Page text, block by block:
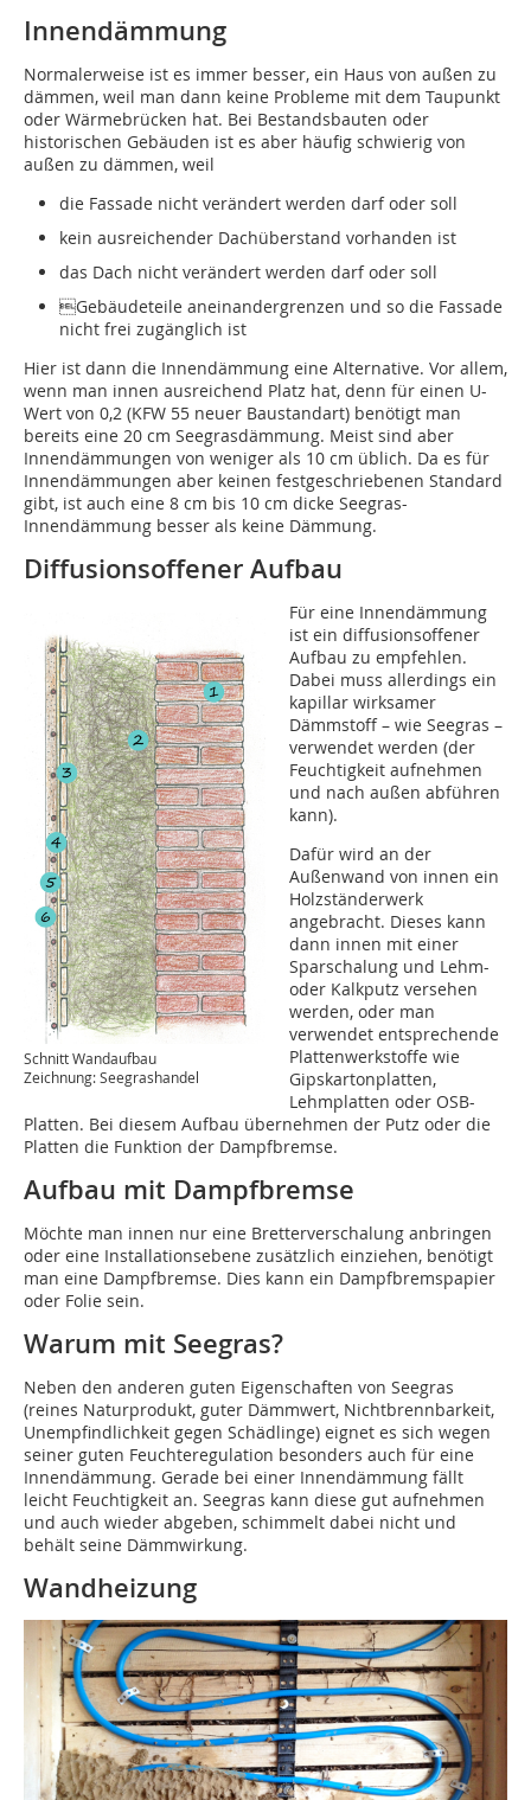
Innendämmung
Normalerweise ist es immer besser, ein Haus von außen zu
dämmen, weil man dann keine Probleme mit dem Taupunkt
oder Wärmebrücken hat. Bei Bestandsbauten oder
historischen Gebäuden ist es aber häufig schwierig von
außen zu dämmen, weil
die Fassade nicht verändert werden darf oder soll
kein ausreichender Dachüberstand vorhanden ist
das Dach nicht verändert werden darf oder soll
Gebäudeteile aneinandergrenzen und so die Fassade
nicht frei zugänglich ist
Hier ist dann die Innendämmung eine Alternative. Vor allem,
wenn man innen ausreichend Platz hat, denn für einen U-
Wert von 0,2 (KFW 55 neuer Baustandart) benötigt man
bereits eine 20 cm Seegrasdämmung. Meist sind aber
Innendämmungen von weniger als 10 cm üblich. Da es für
Innendämmungen aber keinen festgeschriebenen Standard
gibt, ist auch eine 8 cm bis 10 cm dicke Seegras-
Innendämmung besser als keine Dämmung.
Diffusionsoffener Aufbau
Schnitt Wandaufbau
Zeichnung: Seegrashandel
Für eine Innendämmung
ist ein diffusionsoffener
Aufbau zu empfehlen.
Dabei muss allerdings ein
kapillar wirksamer
Dämmstoff – wie Seegras –
verwendet werden (der
Feuchtigkeit aufnehmen
und nach außen abführen
kann).
Dafür wird an der
Außenwand von innen ein
Holzständerwerk
angebracht. Dieses kann
dann innen mit einer
Sparschalung und Lehm-
oder Kalkputz versehen
werden, oder man
verwendet entsprechende
Plattenwerkstoffe wie
Gipskartonplatten,
Lehmplatten oder OSB-
Platten. Bei diesem Aufbau übernehmen der Putz oder die
Platten die Funktion der Dampfbremse.
Aufbau mit Dampfbremse
Möchte man innen nur eine Bretterverschalung anbringen
oder eine Installationsebene zusätzlich einziehen, benötigt
man eine Dampfbremse. Dies kann ein Dampfbremspapier
oder Folie sein.
Warum mit Seegras?
Neben den anderen guten Eigenschaften von Seegras
(reines Naturprodukt, guter Dämmwert, Nichtbrennbarkeit,
Unempfindlichkeit gegen Schädlinge) eignet es sich wegen
seiner guten Feuchteregulation besonders auch für eine
Innendämmung. Gerade bei einer Innendämmung fällt
leicht Feuchtigkeit an. Seegras kann diese gut aufnehmen
und auch wieder abgeben, schimmelt dabei nicht und
behält seine Dämmwirkung.
Wandheizung